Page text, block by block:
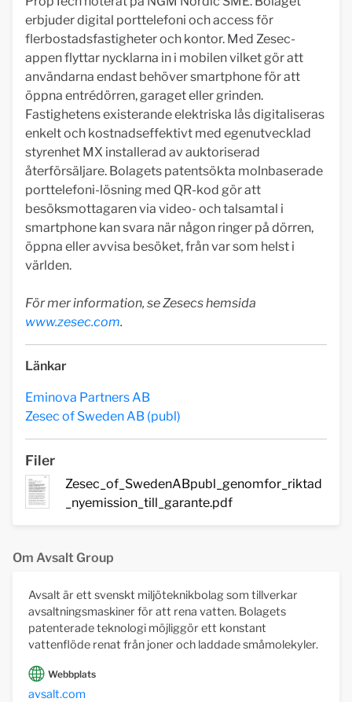
erbjuder digital porttelefoni och access för
flerbostadsfastigheter och kontor. Med Zesec-
appen flyttar nycklarna in i mobilen vilket gör att
användarna endast behöver smartphone för att
öppna entrédörren, garaget eller grinden.
Fastighetens existerande elektriska lås digitaliseras
enkelt och kostnadseffektivt med egenutvecklad
styrenhet MX installerad av auktoriserad
återförsäljare. Bolagets patentsökta molnbaserade
porttelefoni-lösning med QR-kod gör att
besöksmottagaren via video- och talsamtal i
smartphone kan svara när någon ringer på dörren,
öppna eller avvisa besöket, från var som helst i
världen.
För mer information, se Zesecs hemsida
www.zesec.com.
Länkar
Eminova Partners AB
Zesec of Sweden AB (publ)
Filer
Zesec_of_SwedenABpubl_genomfor_riktad
_nyemission_till_garante.pdf
Om Avsalt Group
Avsalt är ett svenskt miljöteknikbolag som tillverkar
avsaltningsmaskiner för att rena vatten. Bolagets
patenterade teknologi möjliggör ett konstant
vattenflöde renat från joner och laddade småmolekyler.
Webbplats
avsalt.com